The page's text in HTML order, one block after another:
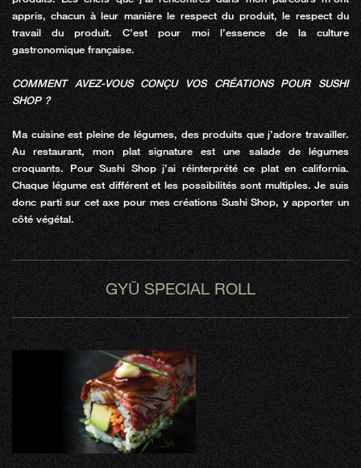
appris, chacun à leur manière le respect du produit, le respect du
travail du produit. C’est pour moi l’essence de la culture
gastronomique française.
COMMENT AVEZ-VOUS CONÇU VOS CRÉATIONS POUR SUSHI
SHOP ?
Ma cuisine est pleine de légumes, des produits que j’adore travailler.
Au restaurant, mon plat signature est une salade de légumes
croquants. Pour Sushi Shop j’ai réinterprété ce plat en california.
Chaque légume est différent et les possibilités sont multiples. Je suis
donc parti sur cet axe pour mes créations Sushi Shop, y apporter un
côté végétal.
GYŪ SPECIAL ROLL